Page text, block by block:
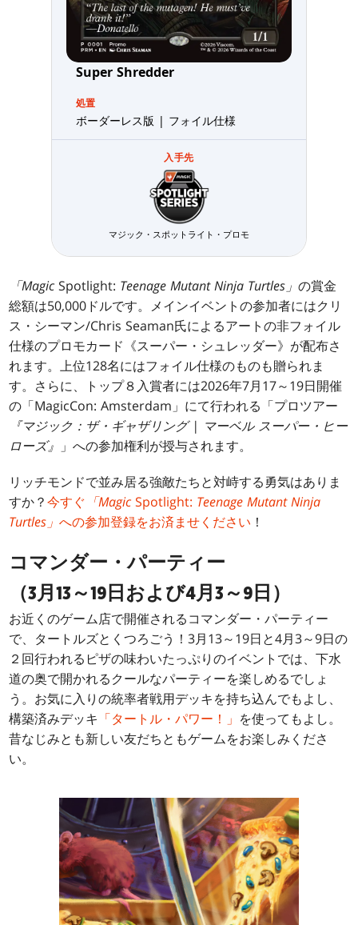
Super Shredder
処置
ボーダーレス版 | フォイル仕様
入手先
マジック・スポットライト・プロモ
「Magic Spotlight: Teenage Mutant Ninja Turtles」の賞金
総額は50,000ドルです。メインイベントの参加者にはクリ
ス・シーマン/Chris Seaman氏によるアートの非フォイル
仕様のプロモカード《スーパー・シュレッダー》が配布さ
れます。上位128名にはフォイル仕様のものも贈られま
す。さらに、トップ８入賞者には2026年7月17～19日開催
の「MagicCon: Amsterdam」にて行われる「プロツアー
『マジック：ザ・ギャザリング | マーベル スーパー・ヒー
ローズ』 」への参加権利が授与されます。
リッチモンドで並み居る強敵たちと対峙する勇気はありま
すか？今すぐ 「MagicSpotlight: Teenage Mutant Ninja
Turtles」への参加登録をお済ませください ！
コマンダー・パーティー
（3月13～19日および4月3～9日）
お近くのゲーム店で開催されるコマンダー・パーティー
で、タートルズとくつろごう！3月13～19日と4月3～9日の
２回行われるピザの味わいたっぷりのイベントでは、下水
道の奥で開かれるクールなパーティーを楽しめるでしょ
う。お気に入りの統率者戦用デッキを持ち込んでもよし、
構築済みデッキ 「タートル・パワー！」 を使ってもよし。
昔なじみとも新しい友だちともゲームをお楽しみくださ
い。